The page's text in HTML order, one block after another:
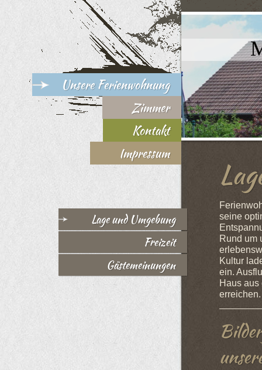
Unsere Ferienwohnung
Zimmer
Kontakt
Impressum
Lage und Umgebung
Freizeit
Gästemeinungen
seine
Rund um
Kultur
ein.
Haus aus
erreichen.